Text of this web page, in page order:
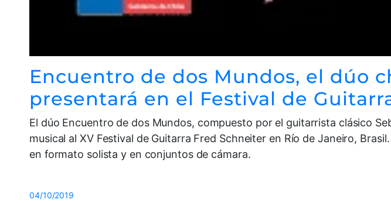
Encuentro de dos Mundos, el dúo
presentará en el Festival de
El dúo Encuentro de dos Mundos, compuesto por el guitarrista clásico
musical al XV Festival de Guitarra Fred Schneiter en Río de Janeiro,
en formato solista y en conjuntos de cámara.
04/10/2019